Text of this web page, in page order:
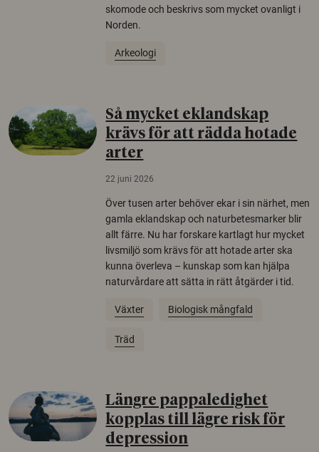
skomode och beskrivs som mycket ovanligt i
Norden.
Arkeologi
Så mycket eklandskap
krävs för att rädda hotade
arter
22 juni 2026
Över tusen arter behöver ekar i sin närhet, men
gamla eklandskap och naturbetesmarker blir
allt färre. Nu har forskare kartlagt hur mycket
livsmiljö som krävs för att hotade arter ska
kunna överleva – kunskap som kan hjälpa
naturvårdare att sätta in rätt åtgärder i tid.
Växter Biologisk mångfald
Träd
Längre pappaledighet
kopplas till lägre risk för
depression